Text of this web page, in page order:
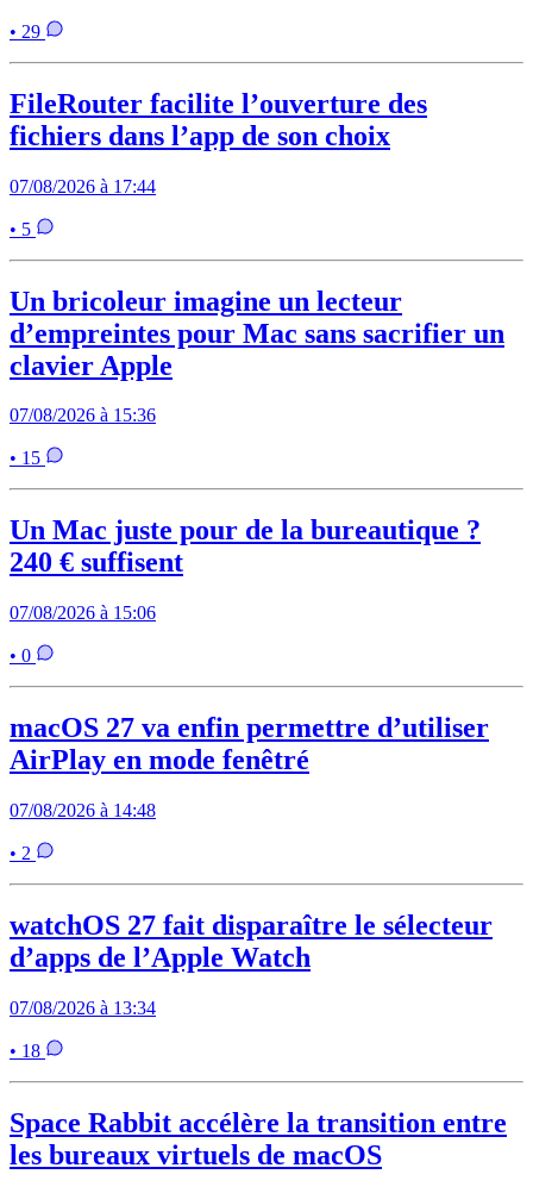
• 29
FileRouter facilite l’ouverture des
fichiers dans l’app de son choix
07/08/2026 à 17:44
• 5
Un bricoleur imagine un lecteur
d’empreintes pour Mac sans sacrifier un
clavier Apple
07/08/2026 à 15:36
• 15
Un Mac juste pour de la bureautique ?
240 € suffisent
07/08/2026 à 15:06
• 0
macOS 27 va enfin permettre d’utiliser
AirPlay en mode fenêtré
07/08/2026 à 14:48
• 2
watchOS 27 fait disparaître le sélecteur
d’apps de l’Apple Watch
07/08/2026 à 13:34
• 18
Space Rabbit accélère la transition entre
les bureaux virtuels de macOS